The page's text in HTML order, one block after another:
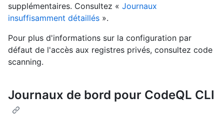
supplémentaires. Consultez « Journaux
insuffisamment détaillés ».
Pour plus d'informations sur la configuration par
défaut de l'accès aux registres privés, consultez code
scanning.
Journaux de bord pour CodeQL CLI